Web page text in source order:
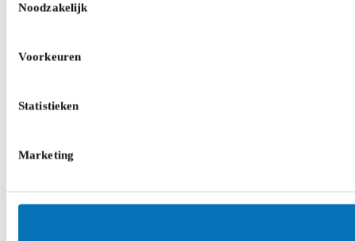
Noodzakelijk
Voorkeuren
Statistieken
Marketing